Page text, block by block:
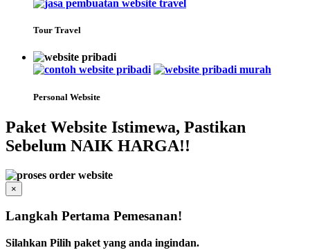
Tour Travel
Personal Website
Paket Website Istimewa, Pastikan
Sebelum NAIK HARGA!!
×
Langkah Pertama Pemesanan!
Silahkan Pilih paket yang anda ingindan.